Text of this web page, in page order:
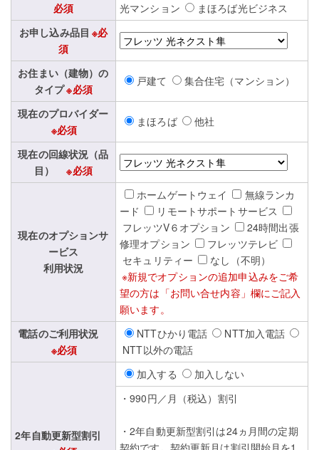
必須
光マンション
まほろば光ビジネス
お申し込み品目 ※必
須
お住まい（建物）の
タイプ※必須
戸建て 集合住宅（マンション）
現在のプロバイダー
※必須
まほろば 他社
現在の回線状況（品
目）
※必須
現在のオプションサ
ービス
利用状況
ホームゲートウェイ
無線ランカ
ード
リモートサポートサービス
フレッツV６オプション
24時間出張
修理オプション
フレッツテレビ
セキュリティー
なし（不明）
※新規でオプションの追加申込みをご希
望の方は「お問い合せ内容」欄にご記入
願います。
電話のご利用状況
※必須
NTTひかり電話
NTT加入電話
NTT以外の電話
2年自動更新型割引
加入する
加入しない
・990円／月（税込）割引
・2年自動更新型割引は24ヵ月間の定期